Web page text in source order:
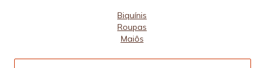
Biquínis
Roupas
Maiôs